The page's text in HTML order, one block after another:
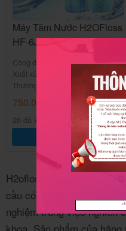
Máy Tăm Nước H2OFloss
HF-6J
Công dụng:
Chăm sóc răng nướu
Xuất xứ:
Thương hiệu:
750.000
26 đã xem
Thêm vào giỏ hàng
H2ofloss là thương hiệu
cầu có trụ sở chính ở
nghiệm trong việc nghiên